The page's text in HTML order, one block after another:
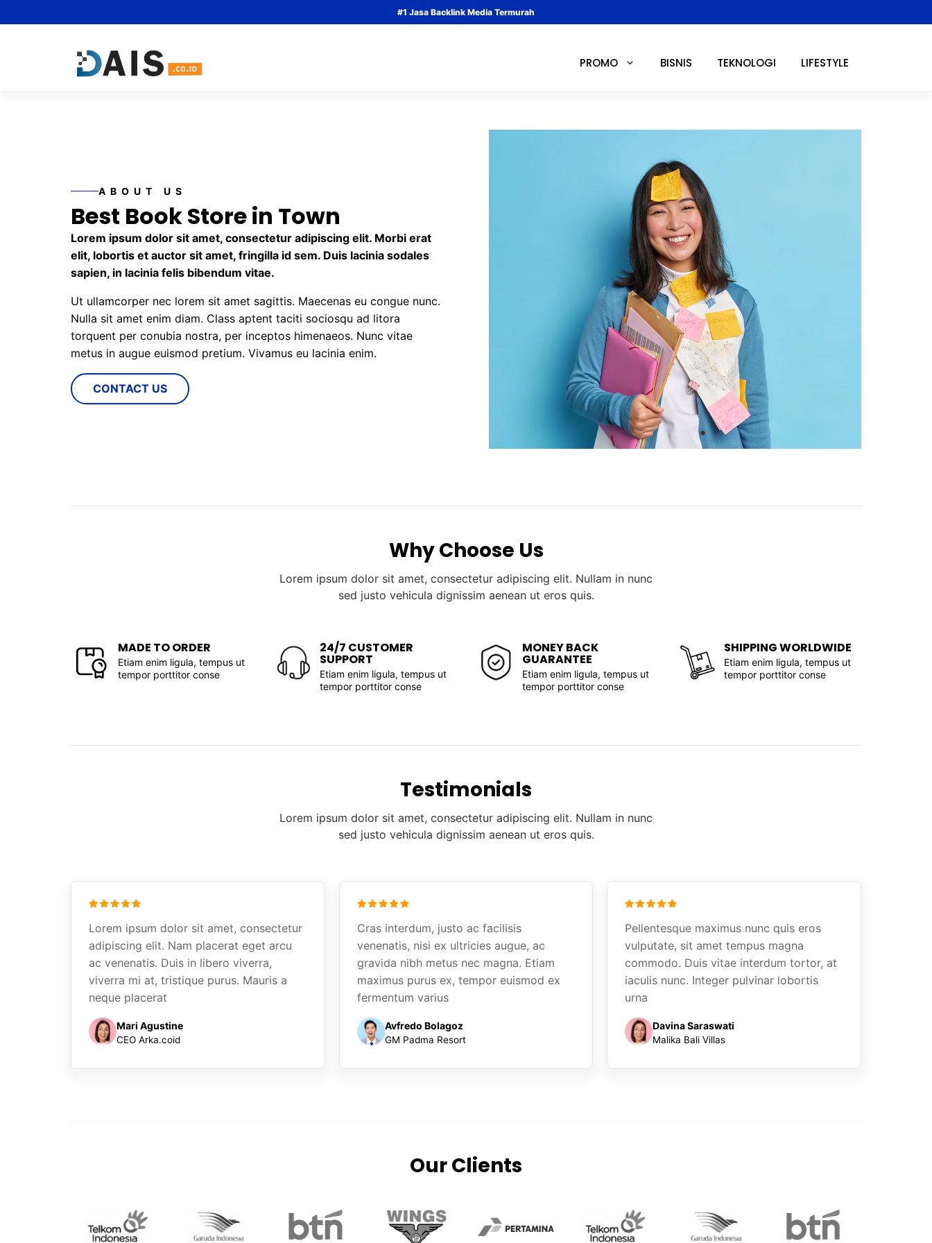
to
#1 Jasa Backlink Media Termurah
PROMO BISNIS TEKNOLOGI LIFESTYLE
ABOUT US
Best Book Store in Town
Lorem ipsum dolor sit amet, consectetur adipiscing elit. Morbi erat
elit, lobortis et auctor sit amet, fringilla id sem. Duis lacinia sodales
sapien, in lacinia felis bibendum vitae.
Ut ullamcorper nec lorem sit amet sagittis. Maecenas eu congue nunc.
Nulla sit amet enim diam. Class aptent taciti sociosqu ad litora
torquent per conubia nostra, per inceptos himenaeos. Nunc vitae
metus in augue euismod pretium. Vivamus eu lacinia enim.
CONTACT US
Why Choose Us
Lorem ipsum dolor sit amet, consectetur adipiscing elit. Nullam in nunc
sed justo vehicula dignissim aenean ut eros quis.
MADE TO ORDER
Etiam enim ligula, tempus ut
tempor porttitor conse
24/7 CUSTOMER
SUPPORT
Etiam enim ligula, tempus ut
tempor porttitor conse
MONEY BACK
GUARANTEE
Etiam enim ligula, tempus ut
tempor porttitor conse
SHIPPING WORLDWIDE
Etiam enim ligula, tempus ut
tempor porttitor conse
Testimonials
Lorem ipsum dolor sit amet, consectetur adipiscing elit. Nullam in nunc
sed justo vehicula dignissim aenean ut eros quis.
Lorem ipsum dolor sit amet, consectetur
adipiscing elit. Nam placerat eget arcu
ac venenatis. Duis in libero viverra,
viverra mi at, tristique purus. Mauris a
neque placerat
Mari Agustine
CEO Arka.coid
Cras interdum, justo ac facilisis
venenatis, nisi ex ultricies augue, ac
gravida nibh metus nec magna. Etiam
maximus purus ex, tempor euismod ex
fermentum varius
Avfredo Bolagoz
GM Padma Resort
Pellentesque maximus nunc quis eros
vulputate, sit amet tempus magna
commodo. Duis vitae interdum tortor, at
iaculis nunc. Integer pulvinar lobortis
urna
Davina Saraswati
Malika Bali Villas
Our Clients